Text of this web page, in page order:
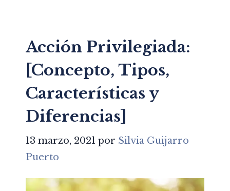
Acción Privilegiada:
[Concepto, Tipos,
Características y
Diferencias]
13 marzo, 2021 por Silvia Guijarro
Puerto